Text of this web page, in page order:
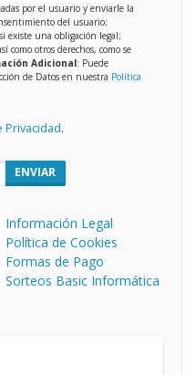
por el usuario y enviarle la
del usuario;
existe una obligación legal;
como otros derechos, como se
Adicional: Puede
de Datos en nuestra Política
Privacidad.
ENVIAR
Información Legal
Política de Cookies
Formas de Pago
Sorteos Basic Informática